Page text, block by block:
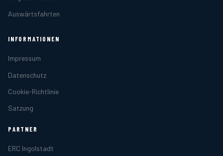
Auswärtsfahrten
INFORMATIONEN
Impressum
Datenschutz
Cookie-Richtlinie
Satzung
PARTNER
ERC Ingolstadt